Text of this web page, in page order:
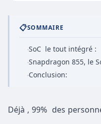
📋SOMMAIRE
·SoC le tout intégré :
·Snapdragon 855, le
·Conclusion:
Déjà , 99% des